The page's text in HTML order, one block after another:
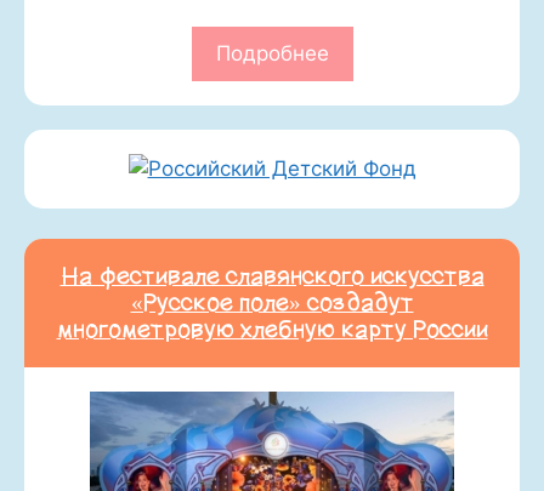
Подробнее
На фестивале славянского искусства
«Русское поле» создадут
многометровую хлебную карту России